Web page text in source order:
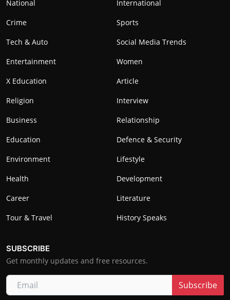
National
International
Crime
Sports
Tech & Auto
Social Media Trends
Entertainment
Women
X Education
Article
Religion
Interview
Business
Relationship
Education
Defence & Security
Environment
Lifestyle
Health
Development
Career
Literature
Tour & Travel
History Speaks
SUBSCRIBE
Get monthly updates and free resources.
Subscribe